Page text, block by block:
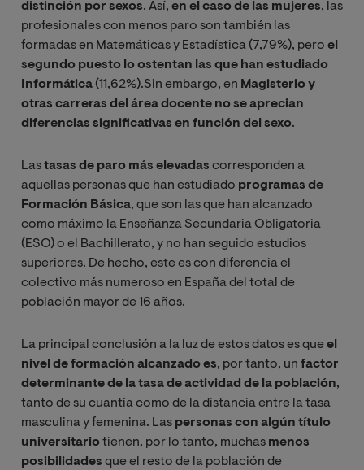
distinción por sexos. Así, en el caso de las mujeres, las
profesionales con menos paro son también las
formadas en Matemáticas y Estadística (7,79%), pero el
segundo puesto lo ostentan las que han estudiado
Informática (11,62%).Sin embargo, en Magisterio y
otras carreras del área docente no se aprecian
diferencias significativas en función del sexo.
Lastasas de paro más elevadas corresponden a
aquellas personas que han estudiado programas de
Formación Básica, que son las que han alcanzado
como máximo la Enseñanza Secundaria Obligatoria
(ESO) o el Bachillerato, y no han seguido estudios
superiores. De hecho, este es con diferencia el
colectivo más numeroso en España del total de
población mayor de 16 años.
La principal conclusión a la luz de estos datos es queel
nivel de formación alcanzado es, por tanto, un factor
determinante de la tasa de actividad de la población,
tanto de su cuantía como de la distancia entre la tasa
masculina y femenina. Las personas con algún título
universitariotienen, por lo tanto, muchas menos
posibilidades que el resto de la población de